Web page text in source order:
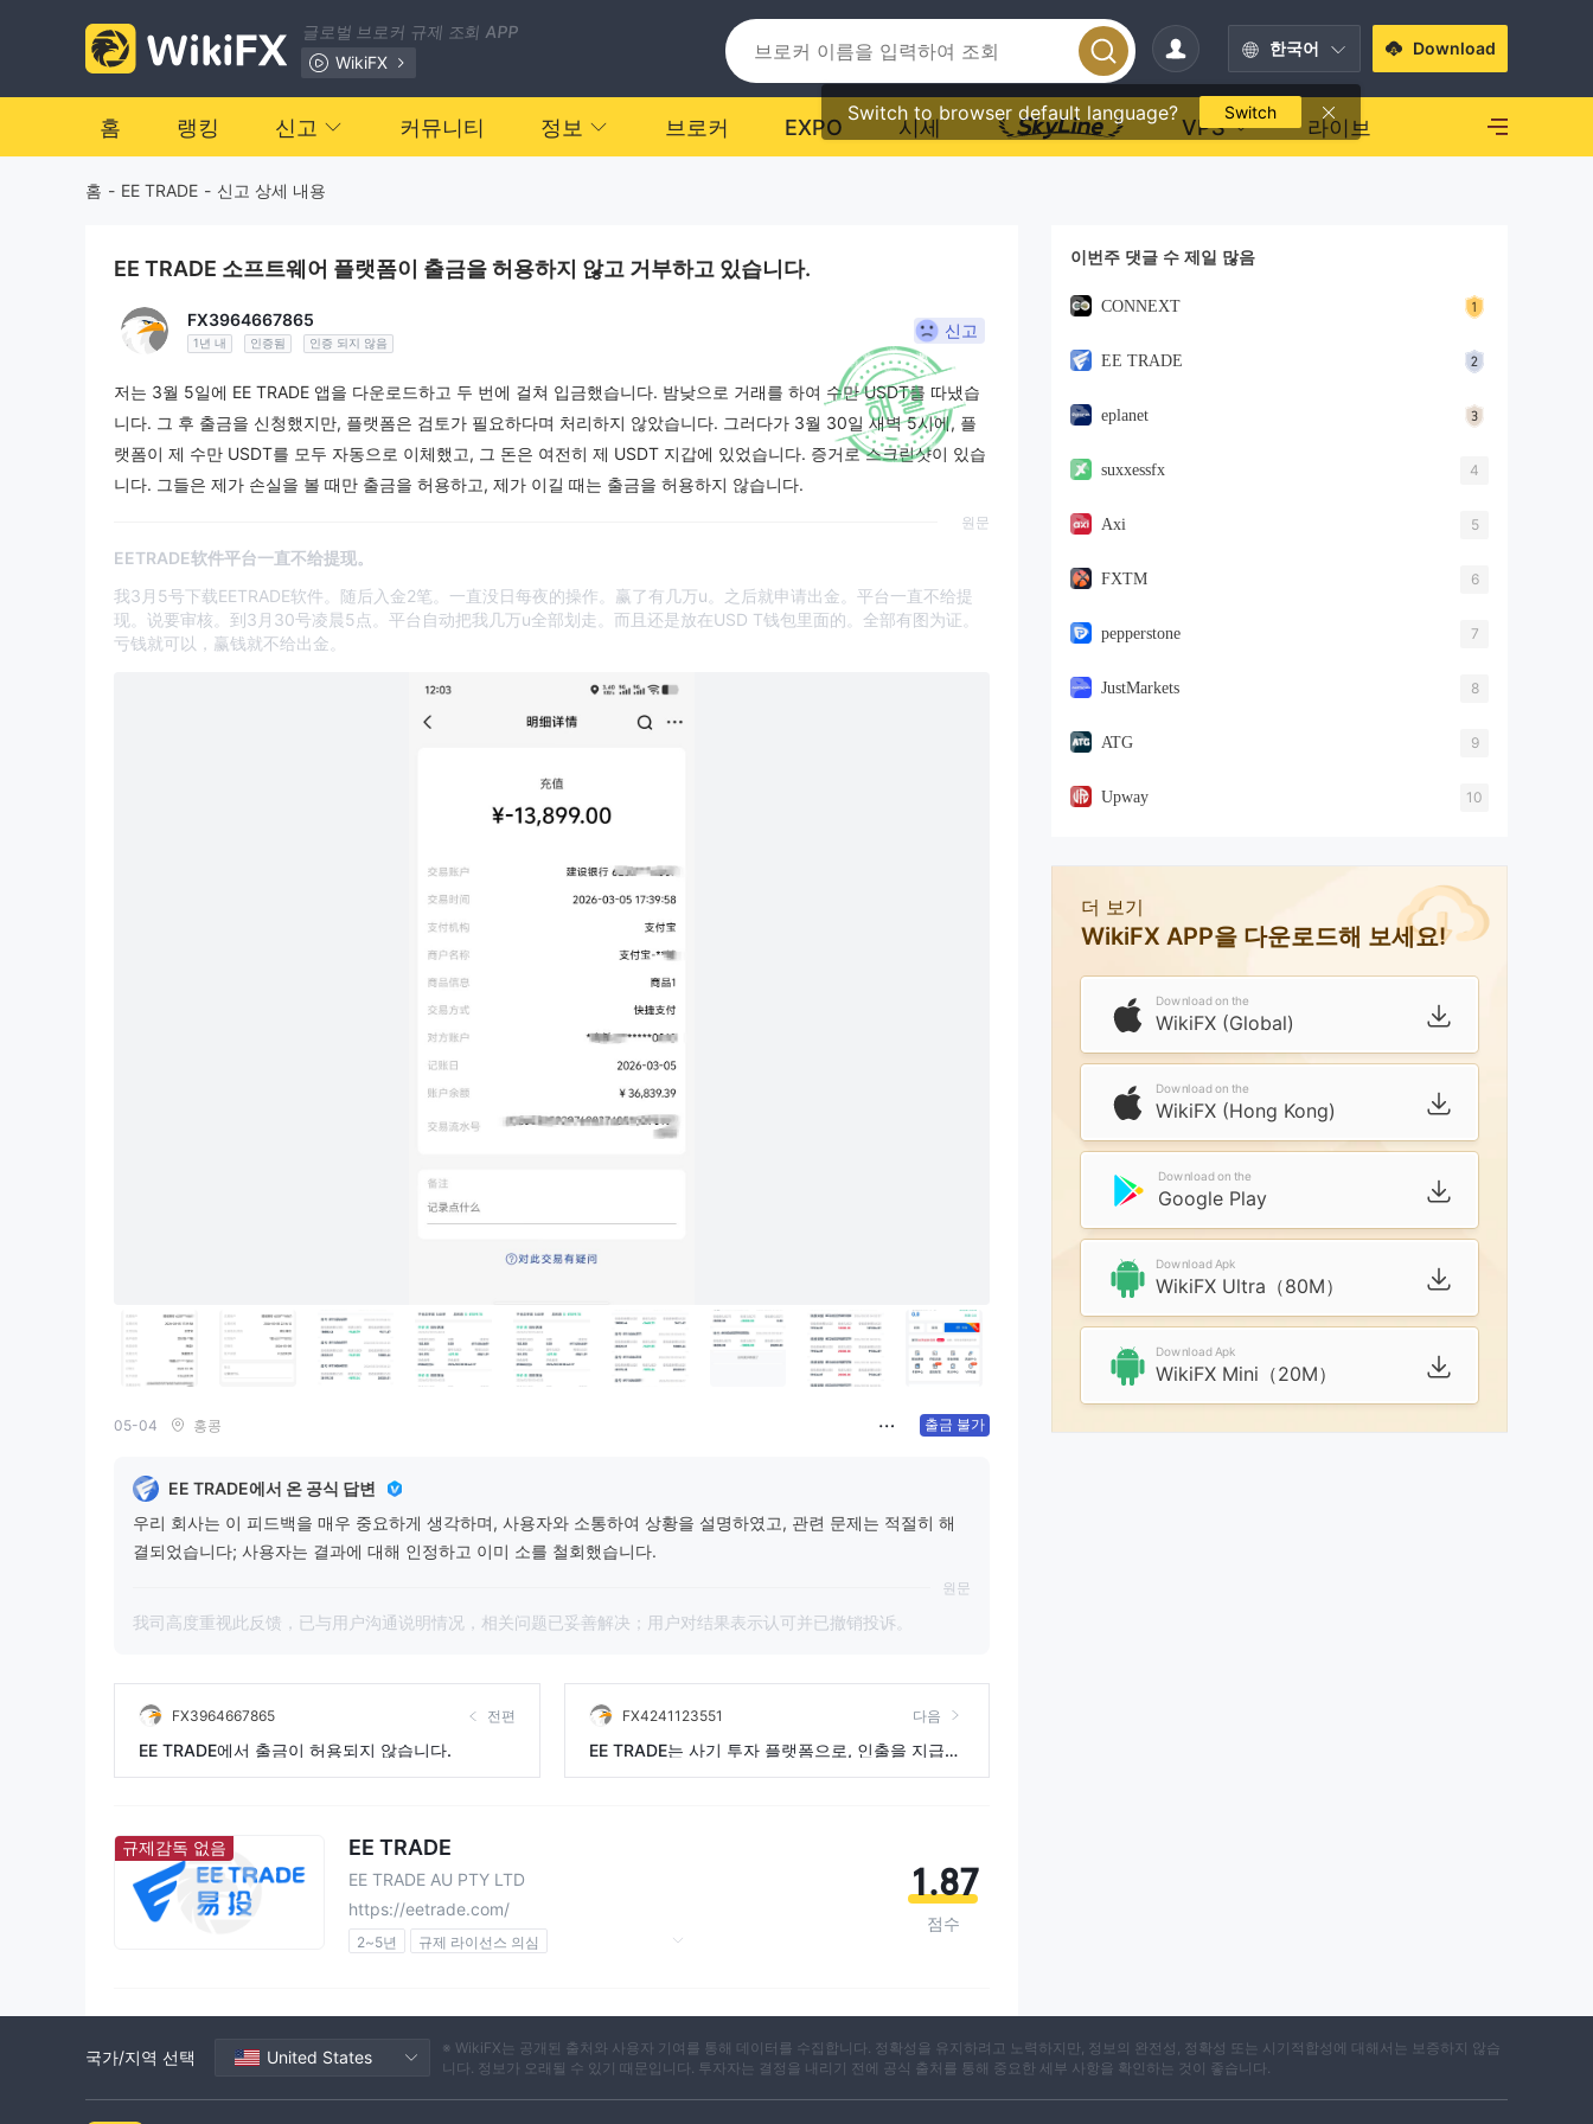
글로벌 브로커 규제 조회 APP
WikiFX
한국어
Switch to browser default language? Switch
Download
홈 랭킹 신고 커뮤니티 정보 브로커 EXPO 시세 VPS 라이브
홈 - EE TRADE - 신고 상세 내용
EE TRADE 소프트웨어 플랫폼이 출금을 허용하지 않고 거부하고 있습니다.
FX3964667865
1년 내 인증됨 인증 되지 않음
신고
저는 3월 5일에 EE TRADE 앱을 다운로드하고 두 번에 걸쳐 입금했습니다. 밤낮으로 거래를 하여 수만 USDT를 따냈습
니다. 그 후 출금을 신청했지만, 플랫폼은 검토가 필요하다며 처리하지 않았습니다. 그러다가 3월 30일 새벽 5시에, 플
랫폼이 제 수만 USDT를 모두 자동으로 이체했고, 그 돈은 여전히 제 USDT 지갑에 있었습니다. 증거로 스크린샷이 있습
니다. 그들은 제가 손실을 볼 때만 출금을 허용하고, 제가 이길 때는 출금을 허용하지 않습니다.
원문
EETRADE软件平台一直不给提现。
我3月5号下载EETRADE软件。随后入金2笔。一直没日每夜的操作。赢了有几万u。之后就申请出金。平台一直不给提
现。说要审核。到3月30号凌晨5点。平台自动把我几万u全部划走。而且还是放在USD T钱包里面的。全部有图为证。
亏钱就可以，赢钱就不给出金。
05-04 홍콩 출금 불가
EE TRADE에서 온 공식 답변
우리 회사는 이 피드백을 매우 중요하게 생각하며, 사용자와 소통하여 상황을 설명하였고, 관련 문제는 적절히 해
결되었습니다; 사용자는 결과에 대해 인정하고 이미 소를 철회했습니다.
원문
我司高度重视此反馈，已与用户沟通说明情况，相关问题已妥善解决；用户对结果表示认可并已撤销投诉。
FX3964667865 전편
EE TRADE에서 출금이 허용되지 않습니다.
FX4241123551 다음
EE TRADE는 사기 투자 플랫폼으로, 인출을 지급하
지 않습니다.
규제감독 없음 EE TRADE
EE TRADE AU PTY LTD
https://eetrade.com/
2~5년
규제 라이선스 의심
1.87
점수
이번주 댓글 수 제일 많음
CONNEXT
EE TRADE
eplanet
suxxessfx 4
Axi 5
FXTM 6
pepperstone 7
JustMarkets 8
ATG 9
Upway 10
더 보기
WikiFX APP을 다운로드해 보세요!
Download on the
WikiFX (Global)
Download on the
WikiFX (Hong Kong)
Download on the
Google Play
Download Apk
WikiFX Ultra（80M）
Download Apk
WikiFX Mini（20M）
국가/지역 선택 United States
※ WikiFX는 공개된 출처와 사용자 기여를 통해 데이터를 수집합니다. 정확성을 유지하려고 노력하지만, 정보의 완전성, 정확성 또는 시기적합성에 대해서는 보증하지 않습
니다. 정보가 오래될 수 있기 때문입니다. 투자자는 결정을 내리기 전에 공식 출처를 통해 중요한 세부 사항을 확인하는 것이 좋습니다.